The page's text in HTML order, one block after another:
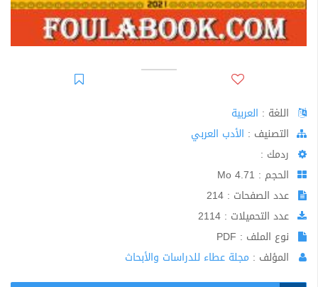
اللغة : العربية
اﻟﺘﺼﻨﻴﻒ : الأدب العربي
ردمك :
الحجم : 4.71 Mo
عدد الصفحات : 214
عدد التحميلات : 2114
نوع الملف : PDF
المؤلف : مجلة عطاء للدراسات والأبحاث